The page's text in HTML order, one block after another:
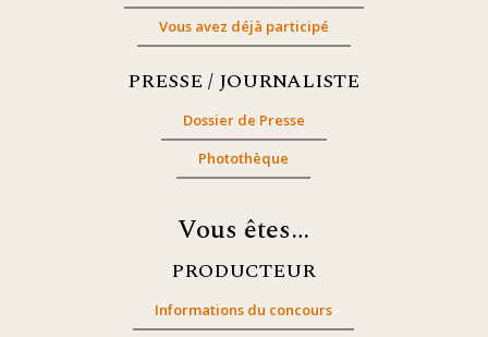
Vous avez déjà participé
PRESSE / JOURNALISTE
Dossier de Presse
Photothèque
Vous êtes…
PRODUCTEUR
Informations du concours